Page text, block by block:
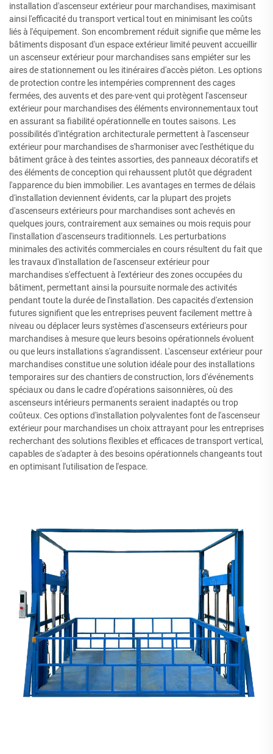
installation d'ascenseur extérieur pour marchandises, maximisant
ainsi l'efficacité du transport vertical tout en minimisant les coûts
liés à l'équipement. Son encombrement réduit signifie que même les
bâtiments disposant d'un espace extérieur limité peuvent accueillir
un ascenseur extérieur pour marchandises sans empiéter sur les
aires de stationnement ou les itinéraires d'accès piéton. Les options
de protection contre les intempéries comprennent des cages
fermées, des auvents et des pare-vent qui protègent l'ascenseur
extérieur pour marchandises des éléments environnementaux tout
en assurant sa fiabilité opérationnelle en toutes saisons. Les
possibilités d'intégration architecturale permettent à l'ascenseur
extérieur pour marchandises de s'harmoniser avec l'esthétique du
bâtiment grâce à des teintes assorties, des panneaux décoratifs et
des éléments de conception qui rehaussent plutôt que dégradent
l'apparence du bien immobilier. Les avantages en termes de délais
d'installation deviennent évidents, car la plupart des projets
d'ascenseurs extérieurs pour marchandises sont achevés en
quelques jours, contrairement aux semaines ou mois requis pour
l'installation d'ascenseurs traditionnels. Les perturbations
minimales des activités commerciales en cours résultent du fait que
les travaux d'installation de l'ascenseur extérieur pour
marchandises s'effectuent à l'extérieur des zones occupées du
bâtiment, permettant ainsi la poursuite normale des activités
pendant toute la durée de l'installation. Des capacités d'extension
futures signifient que les entreprises peuvent facilement mettre à
niveau ou déplacer leurs systèmes d'ascenseurs extérieurs pour
marchandises à mesure que leurs besoins opérationnels évoluent
ou que leurs installations s'agrandissent. L'ascenseur extérieur pour
marchandises constitue une solution idéale pour des installations
temporaires sur des chantiers de construction, lors d'événements
spéciaux ou dans le cadre d'opérations saisonnières, où des
ascenseurs intérieurs permanents seraient inadaptés ou trop
coûteux. Ces options d'installation polyvalentes font de l'ascenseur
extérieur pour marchandises un choix attrayant pour les entreprises
recherchant des solutions flexibles et efficaces de transport vertical,
capables de s'adapter à des besoins opérationnels changeants tout
en optimisant l'utilisation de l'espace.